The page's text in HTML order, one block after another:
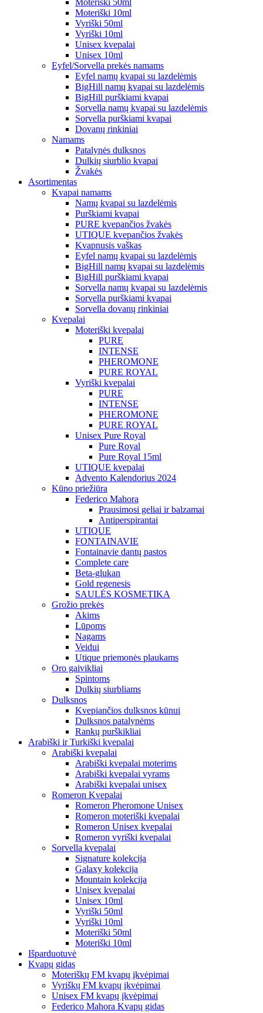
Moteriški 10ml
Vyriški 50ml
Vyriški 10ml
Unisex kvepalai
Unisex 10ml
Eyfel/Sorvella prekės namams
Eyfel namų kvapai su lazdelėmis
BigHill namų kvapai su lazdelėmis
BigHill purškiami kvapai
Sorvella namų kvapai su lazdelėmis
Sorvella purškiami kvapai
Dovanų rinkiniai
Namams
Patalynės dulksnos
Dulkių siurblio kvapai
Žvakės
Asortimentas
Kvapai namams
Namų kvapai su lazdelėmis
Purškiami kvapai
PURE kvepančios žvakės
UTIQUE kvepančios žvakės
Kvapnusis vaškas
Eyfel namų kvapai su lazdelėmis
BigHill namų kvapai su lazdelėmis
BigHill purškiami kvapai
Sorvella namų kvapai su lazdelėmis
Sorvella purškiami kvapai
Sorvella dovanų rinkiniai
Kvepalai
Moteriški kvepalai
PURE
INTENSE
PHEROMONE
PURE ROYAL
Vyriški kvepalai
PURE
INTENSE
PHEROMONE
PURE ROYAL
Unisex Pure Royal
Pure Royal
Pure Royal 15ml
UTIQUE kvepalai
Advento Kalendorius 2024
Kūno priežiūra
Federico Mahora
Prausimosi geliai ir balzamai
Antiperspirantai
UTIQUE
FONTAINAVIE
Fontainavie dantų pastos
Complete care
Beta-glukan
Gold regenesis
SAULĖS KOSMETIKA
Grožio prekės
Akims
Lūpoms
Nagams
Veidui
Utique priemonės plaukams
Oro gaivikliai
Spintoms
Dulkių siurbliams
Dulksnos
Kvepiančios dulksnos kūnui
Dulksnos patalynėms
Rankų purškikliai
Arabiški ir Turkiški kvepalai
Arabiški kvepalai
Arabiški kvepalai moterims
Arabiški kvepalai vyrams
Arabiški kvepalai unisex
Romeron Kvepalai
Romeron Pheromone Unisex
Romeron moteriški kvepalai
Romeron Unisex kvepalai
Romeron vyriški kvepalai
Sorvella kvepalai
Signature kolekcija
Galaxy kolekcija
Mountain kolekcija
Unisex kvepalai
Unisex 10ml
Vyriški 50ml
Vyriški 10ml
Moteriški 50ml
Moteriški 10ml
Išparduotuvė
Kvapų gidas
Moteriškų FM kvapų įkvėpimai
Vyriškų FM kvapų įkvėpimai
Unisex FM kvapų įkvėpimai
Federico Mahora Kvapų gidas